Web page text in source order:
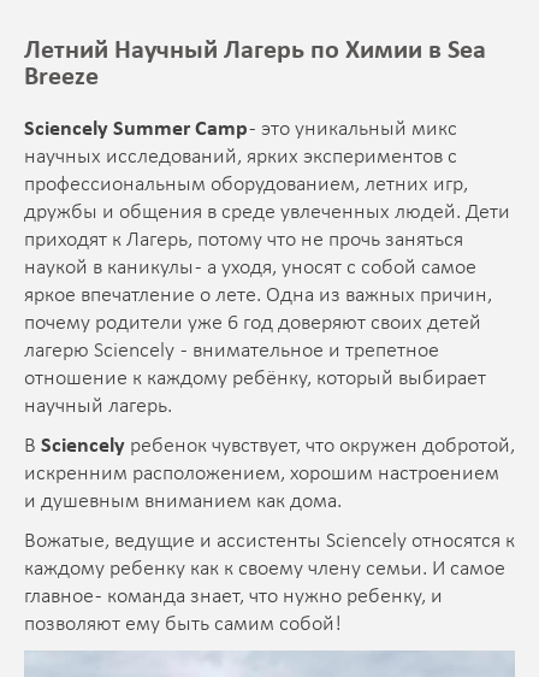
Летний Научный Лагерь по Химии в Sea
Breeze
Sciencely Summer Camp- это уникальный микс
научных исследований, ярких экспериментов с
профессиональным оборудованием, летних игр,
дружбы и общения в среде увлеченных людей. Дети
приходят к Лагерь, потому что не прочь заняться
наукой в каникулы - а уходя, уносят с собой самое
яркое впечатление о лете. Одна из важных причин,
почему родители уже 6 год доверяют своих детей
лагерю Sciencely - внимательное и трепетное
отношение к каждому ребёнку, который выбирает
научный лагерь.
В Sciencely ребенок чувствует, что окружен добротой,
искренним расположением, хорошим настроением
и душевным вниманием как дома.
Вожатые, ведущие и ассистенты Sciencely относятся к
каждому ребенку как к своему члену семьи. И самое
главное - команда знает, что нужно ребенку, и
позволяют ему быть самим собой!